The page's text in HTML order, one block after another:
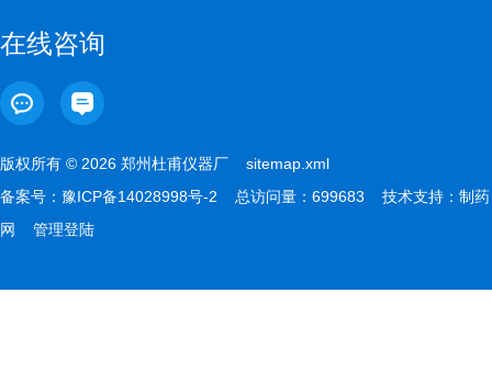
在线咨询
版权所有 © 2026 郑州杜甫仪器厂 sitemap.xml
备案号： 豫ICP备14028998号-2 总访问量：699683 技术支持： 制药
网
管理登陆